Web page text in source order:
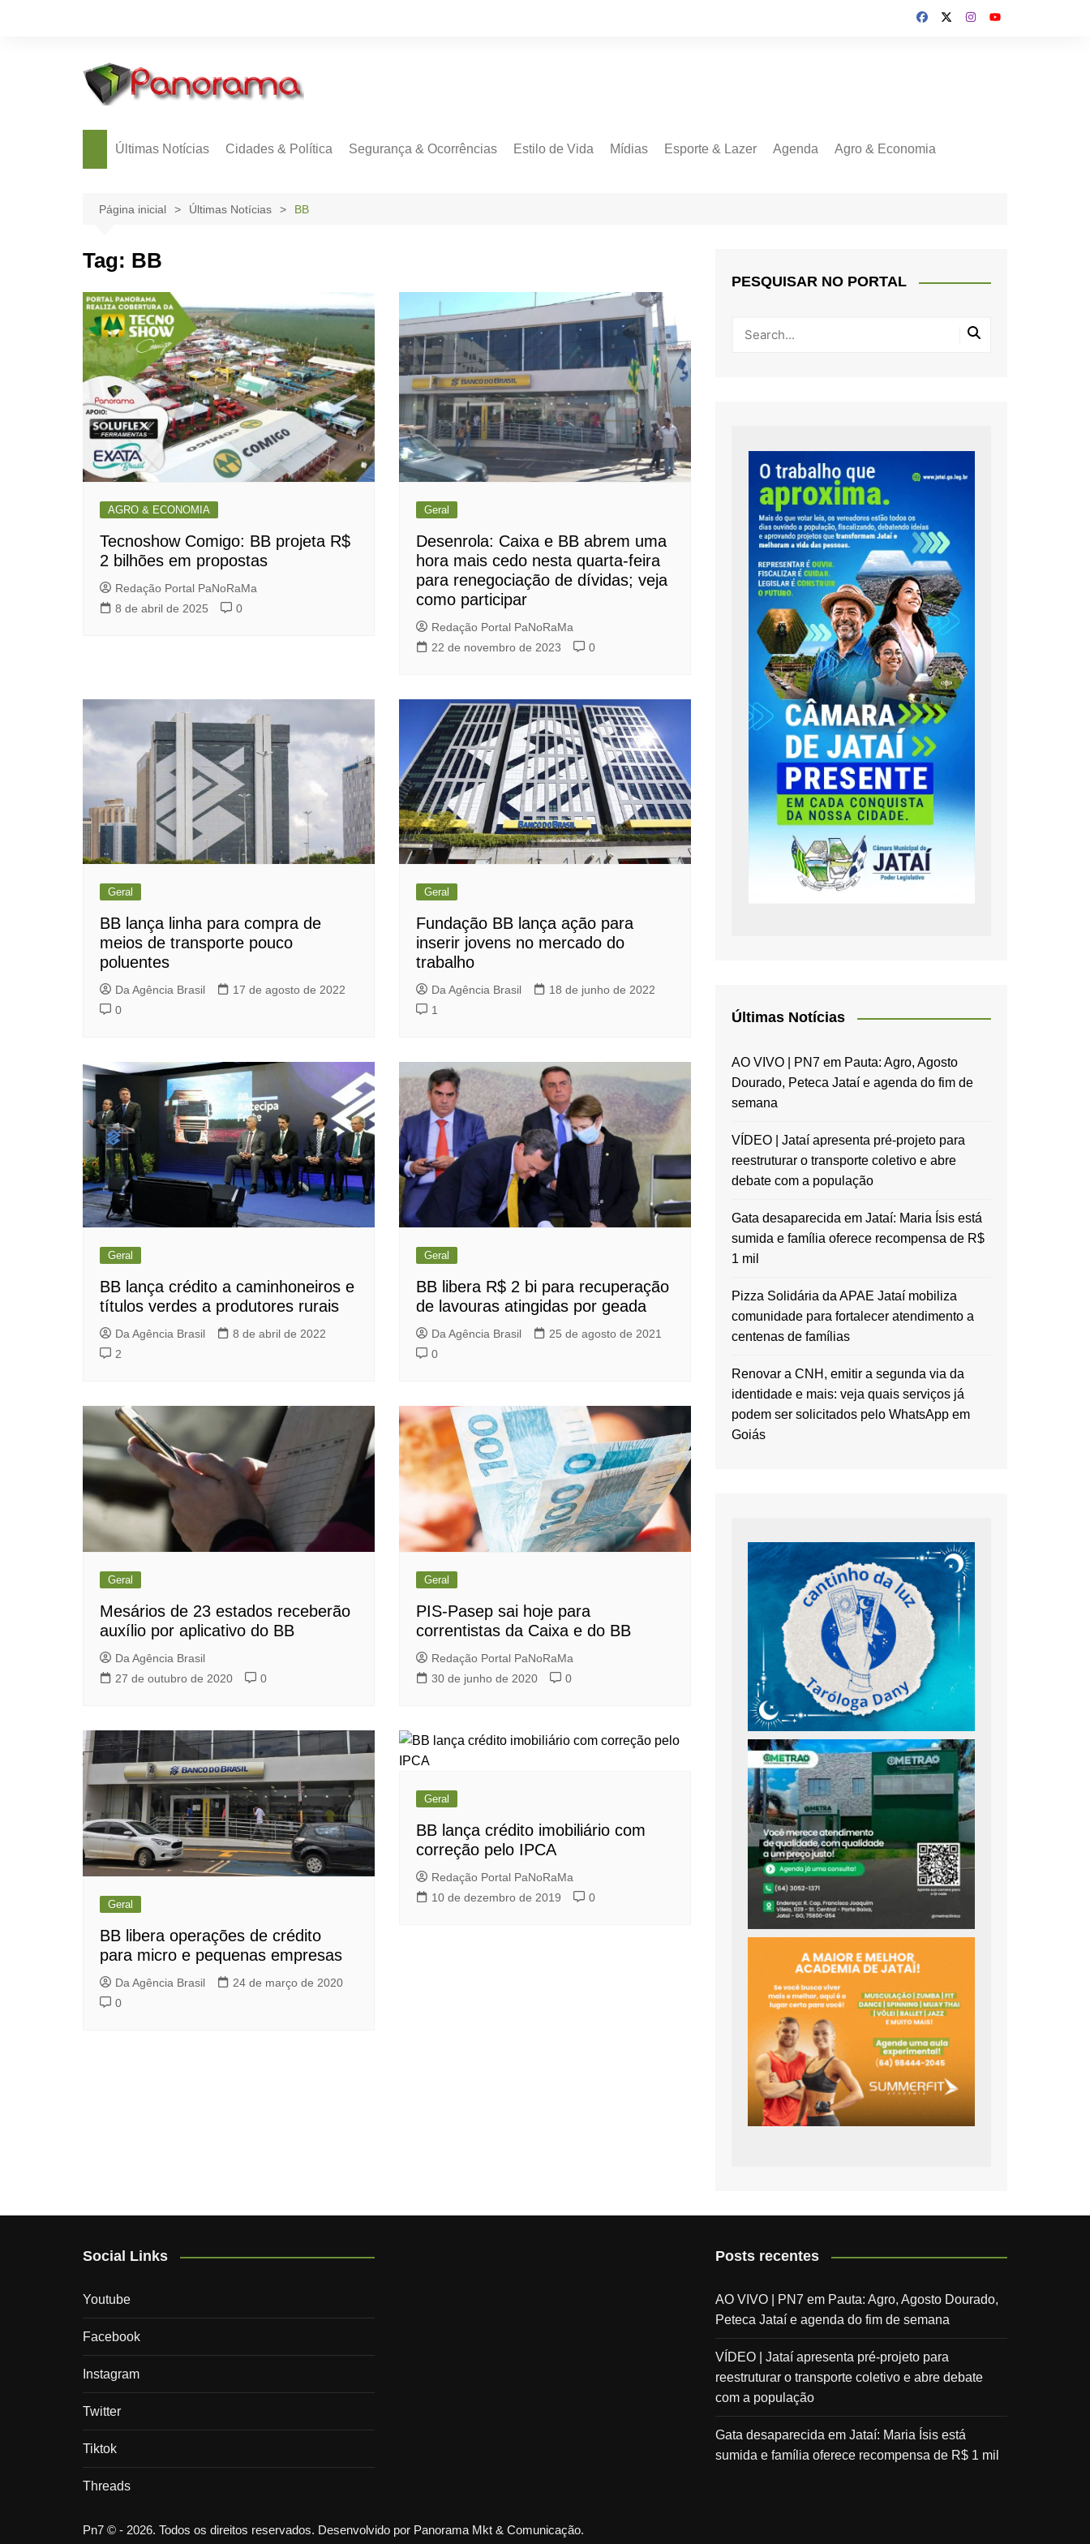
Últimas Notícias Cidades & Política Segurança & Ocorrências Estilo de Vida Mídias Esporte & Lazer Agenda Agro & Economia
Página inicial Últimas Notícias BB
Tag: BB
AGRO & ECONOMIA
Tecnoshow Comigo: BB projeta R$
2 bilhões em propostas
Redação Portal PaNoRaMa
8 de abril de 2025
0
Geral
Desenrola: Caixa e BB abrem uma
hora mais cedo nesta quarta-feira
para renegociação de dívidas; veja
como participar
Redação Portal PaNoRaMa
22 de novembro de 2023
0
Geral
BB lança linha para compra de
meios de transporte pouco
poluentes
Da Agência Brasil
17 de agosto de 2022
0
Geral
Fundação BB lança ação para
inserir jovens no mercado do
trabalho
Da Agência Brasil
18 de junho de 2022
1
Geral
BB lança crédito a caminhoneiros e
títulos verdes a produtores rurais
Da Agência Brasil
8 de abril de 2022
2
Geral
BB libera R$ 2 bi para recuperação
de lavouras atingidas por geada
Da Agência Brasil
25 de agosto de 2021
0
Geral
Mesários de 23 estados receberão
auxílio por aplicativo do BB
Da Agência Brasil
27 de outubro de 2020
0
Geral
PIS-Pasep sai hoje para
correntistas da Caixa e do BB
Redação Portal PaNoRaMa
30 de junho de 2020
0
Geral
BB libera operações de crédito
para micro e pequenas empresas
Da Agência Brasil
24 de março de 2020
0
Geral
BB lança crédito imobiliário com
correção pelo IPCA
Redação Portal PaNoRaMa
10 de dezembro de 2019
0
PESQUISAR NO PORTAL
Últimas Notícias
AO VIVO | PN7 em Pauta: Agro, Agosto
Dourado, Peteca Jataí e agenda do fim de
semana
VÍDEO | Jataí apresenta pré-projeto para
reestruturar o transporte coletivo e abre
debate com a população
Gata desaparecida em Jataí: Maria Ísis está
sumida e família oferece recompensa de R$
1 mil
Pizza Solidária da APAE Jataí mobiliza
comunidade para fortalecer atendimento a
centenas de famílias
Renovar a CNH, emitir a segunda via da
identidade e mais: veja quais serviços já
podem ser solicitados pelo WhatsApp em
Goiás
Social Links
Youtube
Facebook
Instagram
Twitter
Tiktok
Threads
Posts recentes
AO VIVO | PN7 em Pauta: Agro, Agosto Dourado,
Peteca Jataí e agenda do fim de semana
VÍDEO | Jataí apresenta pré-projeto para
reestruturar o transporte coletivo e abre debate
com a população
Gata desaparecida em Jataí: Maria Ísis está
sumida e família oferece recompensa de R$ 1 mil
Pn7 © - 2026. Todos os direitos reservados. Desenvolvido por Panorama Mkt & Comunicação.